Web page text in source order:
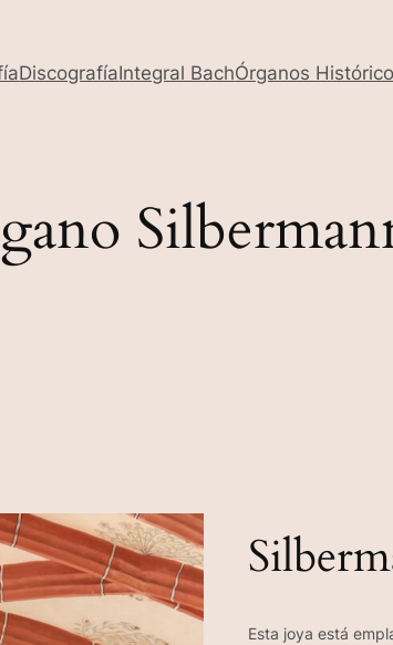
DiscografíaIntegral BachÓrganos
Esta joya está